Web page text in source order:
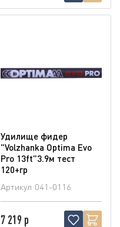
Удилище фидер
"Volzhanka Optima Evo
Pro 13ft"3.9м тест
120+гр
Артикул 041-0116
7 219 р